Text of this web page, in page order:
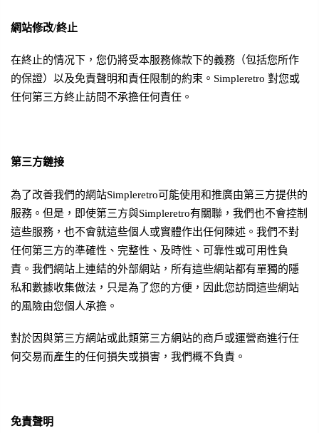
網站修改/終止
在終止的情况下，您仍將受本服務條款下的義務（包括您所作
的保證）以及免責聲明和責任限制的約束。 Simpleretro 對您或
任何第三方終止訪問不承擔任何責任。
第三方鏈接
為了改善我們的網站Simpleretro可能使用和推廣由第三方提供的
服務。但是，即使第三方與Simpleretro有關聯，我們也不會控制
這些服務，也不會就這些個人或實體作出任何陳述。我們不對
任何第三方的準確性、完整性、及時性、可靠性或可用性負
責。我們網站上連結的外部網站，所有這些網站都有單獨的隱
私和數據收集做法，只是為了您的方便，因此您訪問這些網站
的風險由您個人承擔。
對於因與第三方網站或此類第三方網站的商戶或運營商進行任
何交易而產生的任何損失或損害，我們概不負責。
免責聲明